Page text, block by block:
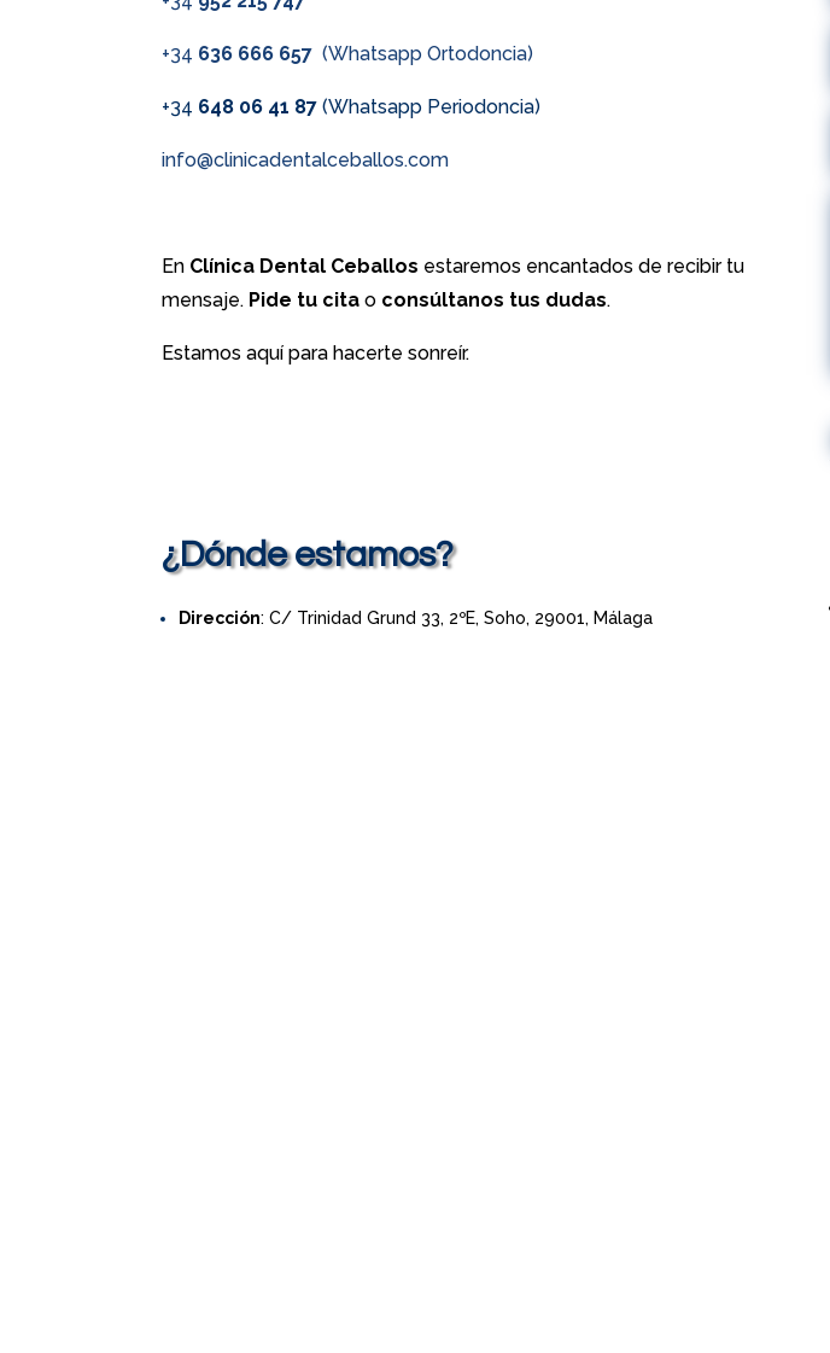
+34 636 666 657(Whatsapp Ortodoncia)
+34 648 06 41 87 (Whatsapp Periodoncia)
info@clinicadentalceballos.com
En Clínica Dental Ceballos estaremos encantados de recibir tu
mensaje. Pide tu cita o consúltanos tus dudas.
Estamos aquí para hacerte sonreír.
¿Dónde estamos?
Dirección: C/ Trinidad Grund 33, 2ºE, Soho, 29001, Málaga